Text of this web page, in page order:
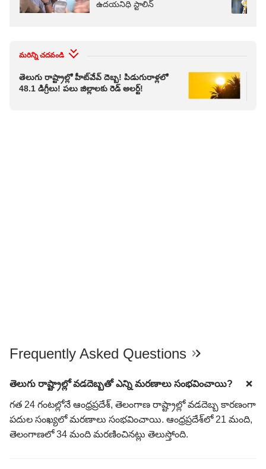
ఉదయనిధి స్టాలిన్
మరిన్ని చదవండి
తెలుగు రాష్ట్రాల్లో హీట్‌వేవ్‌ దెబ్బ! పిడుగురాళ్లలో
48.1 డిగ్రీలు! పలు జిల్లాలకు రెడ్ అలర్ట్!
Frequently Asked Questions
తెలుగు రాష్ట్రాల్లో వడదెబ్బతో ఎన్ని మరణాలు సంభవించాయి?
గత 24 గంటల్లోనే ఆంధ్రప్రదేశ్, తెలంగాణ రాష్ట్రాల్లో వడదెబ్బ కారణంగా
పదుల సంఖ్యలో మరణాలు సంభవించాయి. ఆంధ్రప్రదేశ్‌లో 21 మంది,
తెలంగాణలో 34 మంది మరణించినట్లు తెలుస్తోంది.